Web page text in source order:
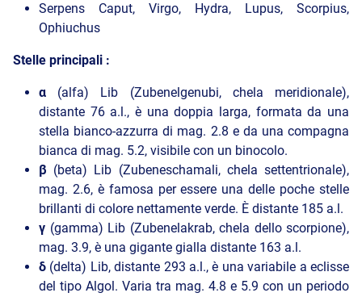
Serpens Caput, Virgo, Hydra, Lupus, Scorpius,
Ophiuchus
Stelle principali :
α (alfa) Lib (Zubenelgenubi, chela meridionale),
distante 76 a.l., è una doppia larga, formata da una
stella bianco-azzurra di mag. 2.8 e da una compagna
bianca di mag. 5.2, visibile con un binocolo.
β (beta) Lib (Zubeneschamali, chela settentrionale),
mag. 2.6, è famosa per essere una delle poche stelle
brillanti di colore nettamente verde. È distante 185 a.l.
γ (gamma) Lib (Zubenelakrab, chela dello scorpione),
mag. 3.9, è una gigante gialla distante 163 a.l.
δ (delta) Lib, distante 293 a.l., è una variabile a eclisse
del tipo Algol. Varia tra mag. 4.8 e 5.9 con un periodo